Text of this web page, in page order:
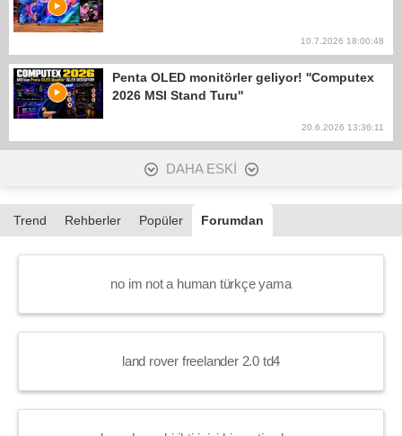
10.7.2026 18:00:48
Penta OLED monitörler geliyor! ''Computex
2026 MSI Stand Turu''
20.6.2026 13:36:11
DAHA ESKİ
Trend Rehberler Popüler Forumdan
no im not a human türkçe yama
land rover freelander 2.0 td4